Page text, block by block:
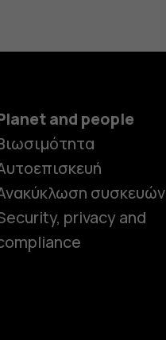
and people
συσκευών
privacy and